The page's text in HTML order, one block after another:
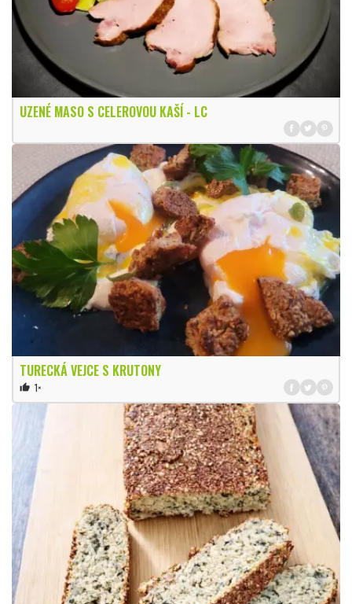
UZENÉ MASO S CELEROVOU KAŠÍ - LC
TURECKÁ VEJCE S KRUTONY
thumb_up 1×